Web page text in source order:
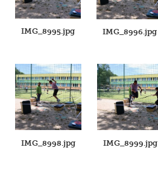
IMG_8995.jpg IMG_8996.jpg
IMG_8998.jpg IMG_8999.jpg